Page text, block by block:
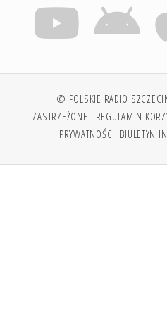
© POLSKIE RADIO
ZASTRZEŻONE. REGULAMIN
PRYWATNOŚCI BIULETYN